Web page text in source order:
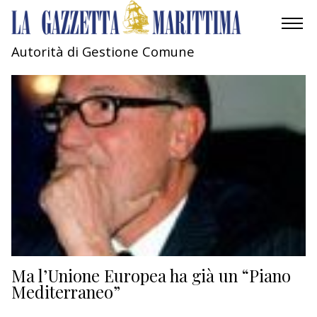
MOBILITÀ
INDUSTRIA
RICERCA
ECONOMIA
TURISMO
CULTURA
Autorità di Gestione Comune
Ma l’Unione Europea ha già un “Piano
Mediterraneo”